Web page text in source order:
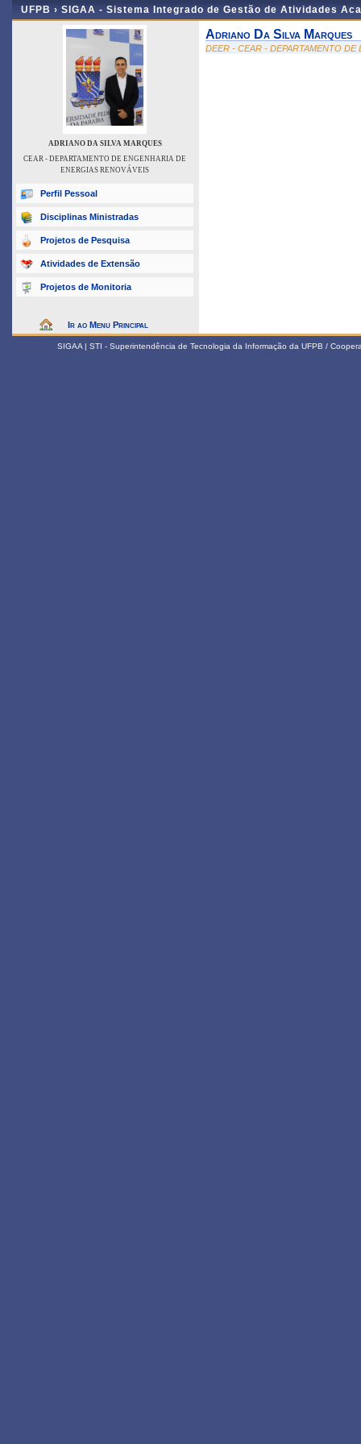
UFPB › SIGAA - Sistema Integrado de Gestão de Atividades
ADRIANO DA SILVA MARQUES
CEAR - DEPARTAMENTO DE ENGENHARIA DE
ENERGIAS RENOVÁVEIS
Perfil Pessoal
Disciplinas Ministradas
Projetos de Pesquisa
Atividades de Extensão
Projetos de Monitoria
Ir ao Menu Principal
Adriano Da Silva Marques
DEER - CEAR - DEPARTAMENTO
SIGAA | STI - Superintendência de Tecnologia da Informação da UFPB /